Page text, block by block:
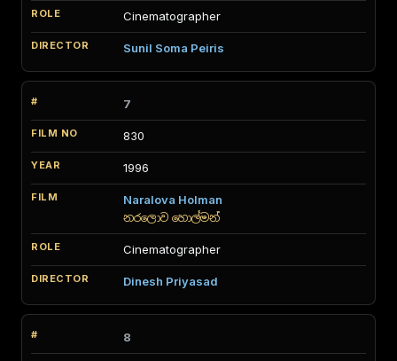
Cinematographer
Sunil Soma Peiris
7
830
1996
Naralova Holman
නරලොව හොල්මන්
Cinematographer
Dinesh Priyasad
8